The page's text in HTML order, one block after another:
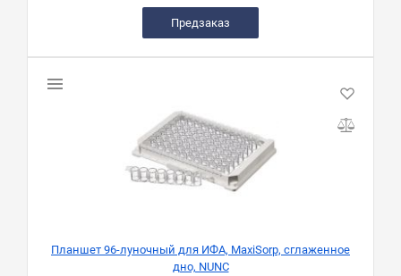
Предзаказ
Планшет 96-луночный для ИФА, MaxiSorp, сглаженное
дно, NUNC